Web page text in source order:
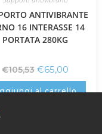
ANTIVIBRANTE
16 INTERASSE 14
PORTATA 280KG
€105,53 €65,00
al carrello